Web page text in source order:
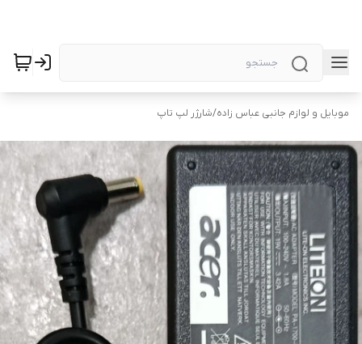
موبایل و لوازم جانبی عباس زاده/شارژر لپ تاپ